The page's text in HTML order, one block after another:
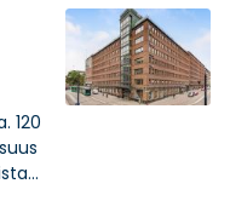
120